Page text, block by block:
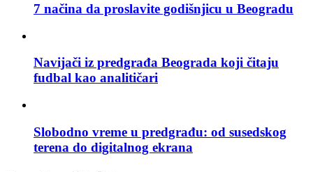
7 načina da proslavite godišnjicu u Beogradu
Navijači iz predgrađa Beograda koji čitaju
fudbal kao analitičari
Slobodno vreme u predgrađu: od susedskog
terena do digitalnog ekrana